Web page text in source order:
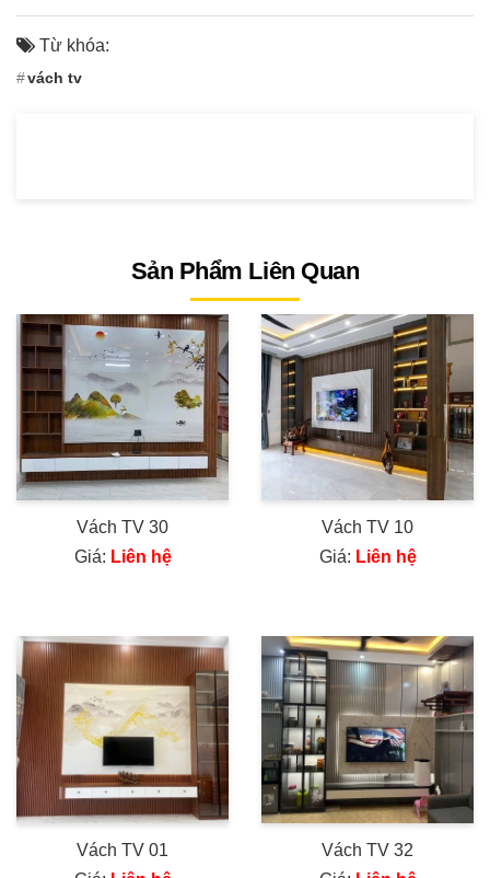
Từ khóa:
vách tv
Sản Phẩm Liên Quan
Vách TV 30
Giá: Liên hệ
Vách TV 10
Giá: Liên hệ
Vách TV 01
Vách TV 32